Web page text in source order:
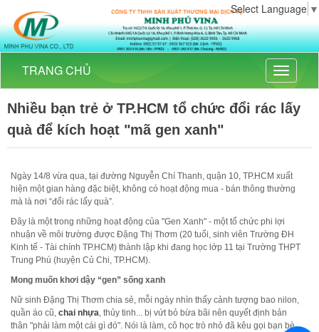
minhphuvina.com
minhphuvina.com
0902 570 767
https://minhphuvina.com/
Select Language ▼
Toggle
TRANG CHỦ
Nhiều bạn trẻ ở TP.HCM tổ chức đổi rác lấy
quà để kích hoạt "mã gen xanh"
Ngày 14/8 vừa qua, tại đường Nguyễn Chí Thanh, quận 10, TP.HCM xuất
hiện một gian hàng đặc biệt, không có hoạt động mua - bán thông thường
mà là nơi “đổi rác lấy quà”.
Đây là một trong những hoạt động của "Gen Xanh" - một tổ chức phi lợi
nhuận về môi trường được Đặng Thị Thơm (20 tuổi, sinh viên Trường ĐH
Kinh tế - Tài chính TP.HCM) thành lập khi đang học lớp 11 tại Trường THPT
Trung Phú (huyện Củ Chi, TP.HCM).
Mong muốn khơi dậy “gen” sống xanh
Nữ sinh Đặng Thị Thơm chia sẻ, mỗi ngày nhìn thấy cảnh tượng bao nilon,
quần áo cũ, chai nhựa , thủy tinh... bị vứt bỏ bừa bãi nên quyết định bản
thân "phải làm một cái gì đó". Nói là làm, cô học trò nhỏ đã kêu gọi bạn bè